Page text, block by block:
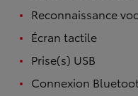
Reconnaissance
Écran tactile
Prise(s) USB
Connexion